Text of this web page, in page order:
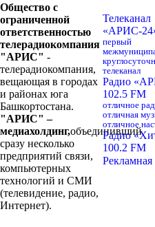
Общество с
ограниченной
ответственностью
телерадиокомпания
"АРИС" -
телерадиокомпания,
вещающая в городах
и районах юга
Башкортостана.
"АРИС" –
медиахолдинг,объединивший
сразу несколько
предприятий связи,
компьютерных
технологий и СМИ
(телевидение, радио,
Интернет).
Телеканал
«АРИС-
первый
телеканал
Радио
102.5 FM
отличное
отличная
отличное
Радио
100.2 FM
Рекламная